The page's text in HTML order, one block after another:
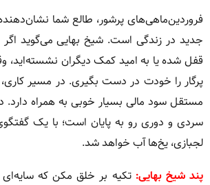
فروردین‌ماهی‌های پرشور، طالع شما
جدید در زندگی است. شیخ بهایی می‌گوید اگر
قفل شده یا به امید کمک دیگران
پرگار را خودت در دست بگیری. در مسیر
مستقل سود مالی بسیار خوبی به همراه دارد.
سردی و دوری رو به پایان است؛ با یک
لجبازی، یخ‌ها آب خواهد شد.
پند شیخ بهایی: تکیه بر خلق مکن که سایه‌ای